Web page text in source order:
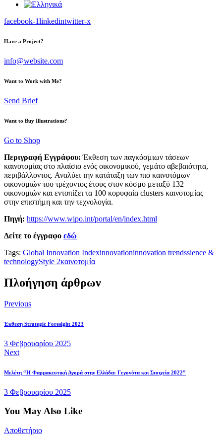
facebook-1linkedintwitter-x
Have a Project?
info@website.com
Want to Work with Me?
Send Brief
Want to Buy Illustrations?
Go to Shop
Περιγραφή Εγγράφου:Έκθεση των παγκόσμιων τάσεων
καινοτομίας στο πλαίσιο ενός οικονομικού, γεμάτο αβεβαιότητα,
περιβάλλοντος. Αναλύει την κατάταξη των πιο καινοτόμων
οικονομιών του τρέχοντος έτους στον κόσμο μεταξύ 132
οικονομιών και εντοπίζει τα 100 κορυφαία clusters καινοτομίας
στην επιστήμη και την τεχνολογία.
Πηγή: https://www.wipo.int/portal/en/index.html
Δείτε το έγγραφο εδώ
Tags: Global Innovation Indexinnovationinnovation trendssience &
technologyStyle 2καινοτομία
Πλοήγηση άρθρων
Previous
Έκθεση Strategic Foresight 2023
3 Φεβρουαρίου 2025
Next
Μελέτη “Η Φαρμακευτική Αγορά στην Ελλάδα: Γεγονότα και Στοιχεία 2022”
3 Φεβρουαρίου 2025
You May Also Like
Αποθετήριο